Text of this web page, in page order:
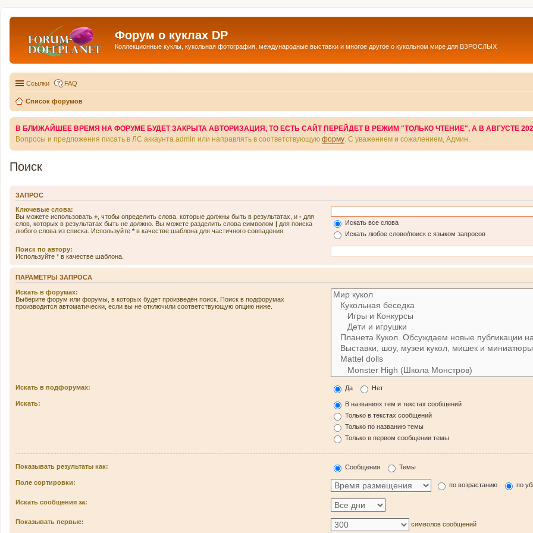
Форум о куклах DP
Коллекционные куклы, кукольная фотография, международные выставки и многое другое о кукольном мире для ВЗРОСЛЫХ
Ссылки FAQ
Список форумов
В БЛИЖАЙШЕЕ ВРЕМЯ НА ФОРУМЕ БУДЕТ ЗАКРЫТА АВТОРИЗАЦИЯ, ТО ЕСТЬ САЙТ ПЕРЕЙДЕТ В РЕЖИМ "ТОЛЬКО ЧТЕНИЕ", А В АВГУСТЕ
Вопросы и предложения писать в ЛС аккаунта admin или направлять в соответствующую форму . С уважением и сожалением, Админ.
Поиск
ЗАПРОС
Ключевые слова:
Вы можете использовать + , чтобы определить слова, которые должны быть в результатах, и - для
слов, которых в результатах быть не должно. Вы можете разделить слова символом | для поиска
любого слова из списка. Используйте *в качестве шаблона для частичного совпадения.
Искать все слова
Искать любое слово/поиск с языком запросов
Поиск по автору:
Используйте * в качестве шаблона.
ПАРАМЕТРЫ ЗАПРОСА
Искать в форумах:
Выберите форум или форумы, в которых будет произведён поиск. Поиск в подфорумах
производится автоматически, если вы не отключили соответствующую опцию ниже.
Искать в подфорумах: Да Нет
Искать:
В названиях тем и текстах сообщений
Только в текстах сообщений
Только по названию темы
Только в первом сообщении темы
Показывать результаты как: Сообщения Темы
Поле сортировки: по возрастанию по
Искать сообщения за:
Показывать первые: символов сообщений